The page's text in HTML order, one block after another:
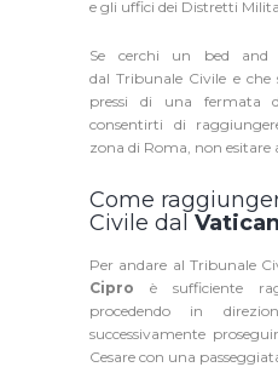
e gli uffici dei Distretti
Se cerchi un bed and
dal Tribunale Civile e che
pressi di una fermata
consentirti di
zona di Roma, non esitare
Come
Civile dal
Per andare al Tribunale
Cipro è sufficiente
procedendo in
successivamente
Cesare con una